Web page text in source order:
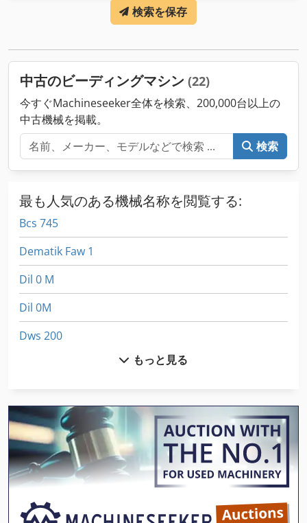
検索を保存
中古のビーディングマシン (22)
今すぐMachineseeker全体を検索、200,000台以上の
中古機械を掲載。
検索
最も人気のある機械名称を閲覧する:
Bcs 745
Dematik Faw 1
Dil 0 M
Dil 0M
Dws 200
Idx 23
International 433
Kgs 1670
Ls 703
もっと見る